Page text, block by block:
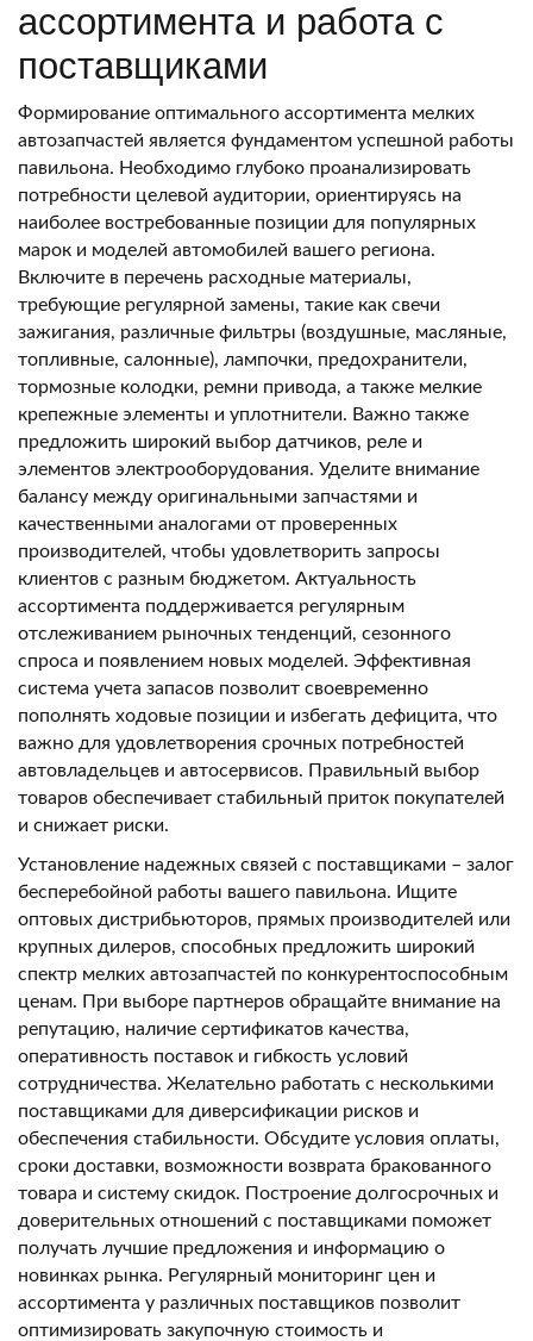
ассортимента и работа с
поставщиками
Формирование оптимального ассортимента мелких
автозапчастей является фундаментом успешной работы
павильона. Необходимо глубоко проанализировать
потребности целевой аудитории, ориентируясь на
наиболее востребованные позиции для популярных
марок и моделей автомобилей вашего региона.
Включите в перечень расходные материалы,
требующие регулярной замены, такие как свечи
зажигания, различные фильтры (воздушные, масляные,
топливные, салонные), лампочки, предохранители,
тормозные колодки, ремни привода, а также мелкие
крепежные элементы и уплотнители. Важно также
предложить широкий выбор датчиков, реле и
элементов электрооборудования. Уделите внимание
балансу между оригинальными запчастями и
качественными аналогами от проверенных
производителей, чтобы удовлетворить запросы
клиентов с разным бюджетом. Актуальность
ассортимента поддерживается регулярным
отслеживанием рыночных тенденций, сезонного
спроса и появлением новых моделей. Эффективная
система учета запасов позволит своевременно
пополнять ходовые позиции и избегать дефицита, что
важно для удовлетворения срочных потребностей
автовладельцев и автосервисов. Правильный выбор
товаров обеспечивает стабильный приток покупателей
и снижает риски.
Установление надежных связей с поставщиками – залог
бесперебойной работы вашего павильона. Ищите
оптовых дистрибьюторов, прямых производителей или
крупных дилеров, способных предложить широкий
спектр мелких автозапчастей по конкурентоспособным
ценам. При выборе партнеров обращайте внимание на
репутацию, наличие сертификатов качества,
оперативность поставок и гибкость условий
сотрудничества. Желательно работать с несколькими
поставщиками для диверсификации рисков и
обеспечения стабильности. Обсудите условия оплаты,
сроки доставки, возможности возврата бракованного
товара и систему скидок. Построение долгосрочных и
доверительных отношений с поставщиками поможет
получать лучшие предложения и информацию о
новинках рынка. Регулярный мониторинг цен и
ассортимента у различных поставщиков позволит
оптимизировать закупочную стоимость и